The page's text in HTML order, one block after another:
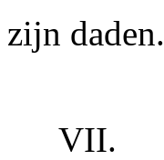
zijn daden.
VII.